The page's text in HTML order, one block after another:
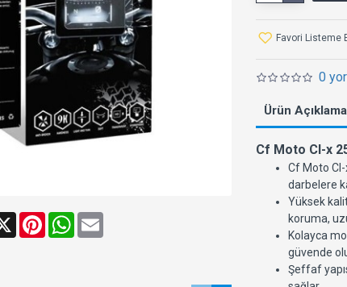
X PinterestWhatsApp
Email
0
Favori Listeme
Ürün
Cf Moto Cl-x
Cf Moto
darbelere
Yüksek
koruma,
Kolayca
güvende
Şeffaf